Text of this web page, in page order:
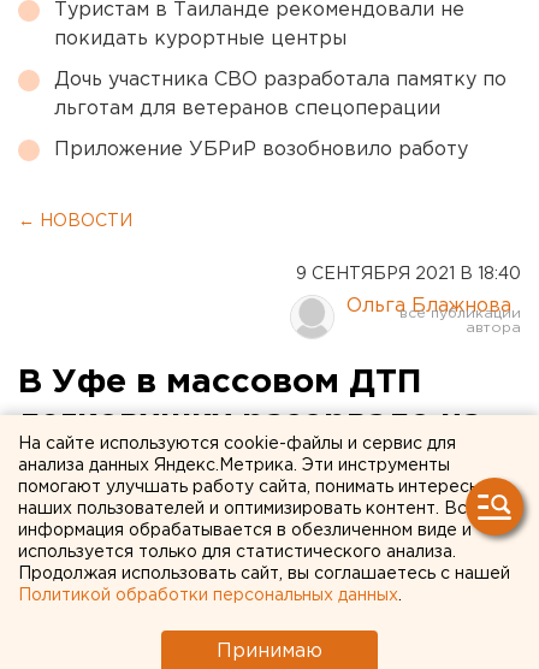
Туристам в Таиланде рекомендовали не
покидать курортные центры
Дочь участника СВО разработала памятку по
льготам для ветеранов спецоперации
Приложение УБРиР возобновило работу
← НОВОСТИ
9 СЕНТЯБРЯ 2021 В 18:40
Ольга Блажнова
В Уфе в массовом ДТП
легковушку разорвало на
две части. Машина
вылетела на парковку и
загорелась
На сайте используются cookie-файлы и сервис для
анализа данных Яндекс.Метрика. Эти инструменты
помогают улучшать работу сайта, понимать интересы
наших пользователей и оптимизировать контент. Вся
информация обрабатывается в обезличенном виде и
используется только для статистического анализа.
Продолжая использовать сайт, вы соглашаетесь с нашей
Политикой обработки персональных данных
Принимаю